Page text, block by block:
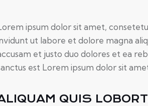
ipsum dolor sit amet,
ut labore et dolore magna
et justo duo dolores et ea
est Lorem ipsum dolor sit
QUIS